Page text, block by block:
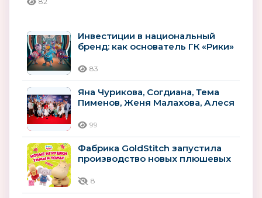
Инвестиции в национальный
бренд: как основатель ГК «Рики»
российскую...
83
Яна Чурикова, Согдиана, Тема
Пименов, Женя Малахова, Алеся
99
Фабрика GoldStitch запустила
производство новых плюшевых
Тома»
8